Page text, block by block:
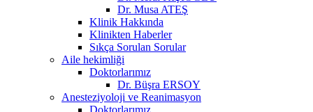
Dr. Musa ATEŞ
Klinik Hakkında
Klinikten Haberler
Sıkça Sorulan Sorular
Aile hekimliği
Doktorlarımız
Dr. Büşra ERSOY
Anesteziyoloji ve Reanimasyon
Doktorlarımız